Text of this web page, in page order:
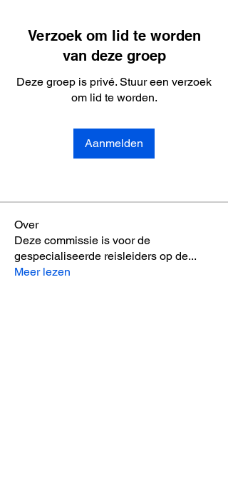
Verzoek om lid te worden
van deze groep
Deze groep is privé. Stuur een verzoek
om lid te worden.
Aanmelden
Over
Deze commissie is voor de
gespecialiseerde reisleiders op de...
Meer lezen